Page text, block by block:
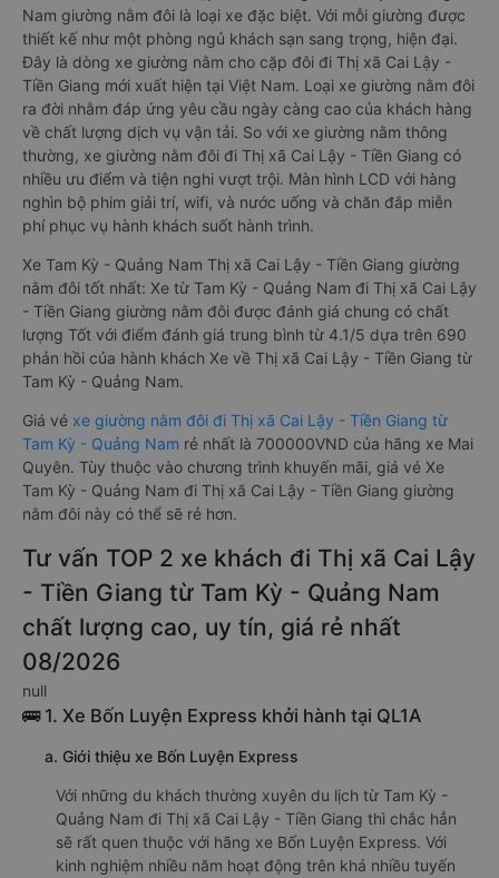
Nam giường nằm đôi là loại xe đặc biệt. Với mỗi giường được
thiết kế như một phòng ngủ khách sạn sang trọng, hiện đại.
Đây là dòng xe giường nằm cho cặp đôi đi Thị xã Cai Lậy -
Tiền Giang mới xuất hiện tại Việt Nam. Loại xe giường nằm đôi
ra đời nhằm đáp ứng yêu cầu ngày càng cao của khách hàng
về chất lượng dịch vụ vận tải. So với xe giường nằm thông
thường, xe giường nằm đôi đi Thị xã Cai Lậy - Tiền Giang có
nhiều ưu điểm và tiện nghi vượt trội. Màn hình LCD với hàng
nghìn bộ phim giải trí, wifi, và nước uống và chăn đắp miễn
phí phục vụ hành khách suốt hành trình.
Xe Tam Kỳ - Quảng Nam Thị xã Cai Lậy - Tiền Giang giường
nằm đôi tốt nhất: Xe từ Tam Kỳ - Quảng Nam đi Thị xã Cai Lậy
- Tiền Giang giường nằm đôi được đánh giá chung có chất
lượng Tốt với điểm đánh giá trung bình từ 4.1/5 dựa trên 690
phản hồi của hành khách Xe về Thị xã Cai Lậy - Tiền Giang từ
Tam Kỳ - Quảng Nam.
Giá vé xe giường nằm đôi đi Thị xã Cai Lậy - Tiền Giang từ
Tam Kỳ - Quảng Nam rẻ nhất là 700000VND của hãng xe Mai
Quyên. Tùy thuộc vào chương trình khuyến mãi, giá vé Xe
Tam Kỳ - Quảng Nam đi Thị xã Cai Lậy - Tiền Giang giường
nằm đôi này có thể sẽ rẻ hơn.
Tư vấn TOP 2 xe khách đi Thị xã Cai Lậy
- Tiền Giang từ Tam Kỳ - Quảng Nam
chất lượng cao, uy tín, giá rẻ nhất
08/2026
null
🚌 1. Xe Bốn Luyện Express khởi hành tại QL1A
a. Giới thiệu xe Bốn Luyện Express
Với những du khách thường xuyên du lịch từ Tam Kỳ -
Quảng Nam đi Thị xã Cai Lậy - Tiền Giang thì chắc hẳn
sẽ rất quen thuộc với hãng xe Bốn Luyện Express. Với
kinh nghiệm nhiều năm hoạt động trên khá nhiều tuyến